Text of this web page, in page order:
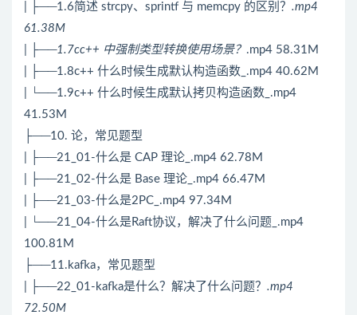
| ├──1.6简述 strcpy、sprintf 与 memcpy 的区别？ .mp4
61.38M
| ├──1.7cc++ 中强制类型转换使用场景？ .mp4 58.31M
| ├──1.8c++ 什么时候生成默认构造函数_.mp4 40.62M
| └──1.9c++ 什么时候生成默认拷贝构造函数_.mp4
41.53M
├──10. 论，常见题型
| ├──21_01-什么是 CAP 理论_.mp4 62.78M
| ├──21_02-什么是 Base 理论_.mp4 66.47M
| ├──21_03-什么是2PC_.mp4 97.34M
| └──21_04-什么是Raft协议，解决了什么问题_.mp4
100.81M
├──11.kafka，常见题型
| ├──22_01-kafka是什么？解决了什么问题？ .mp4
72.50M